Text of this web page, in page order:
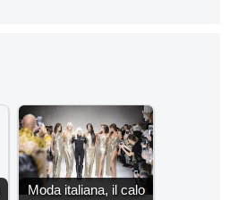
Moda italiana, il calo